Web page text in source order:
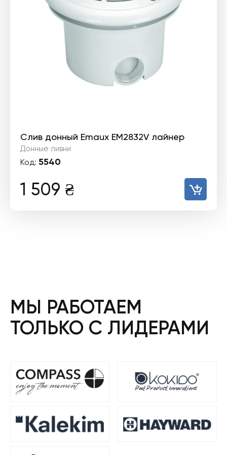
Слив донный Emaux EM2832V лайнер
Донные ливни
Код: 5540
1 509 ₴
МЫ РАБОТАЕМ
ТОЛЬКО С ЛИДЕРАМИ